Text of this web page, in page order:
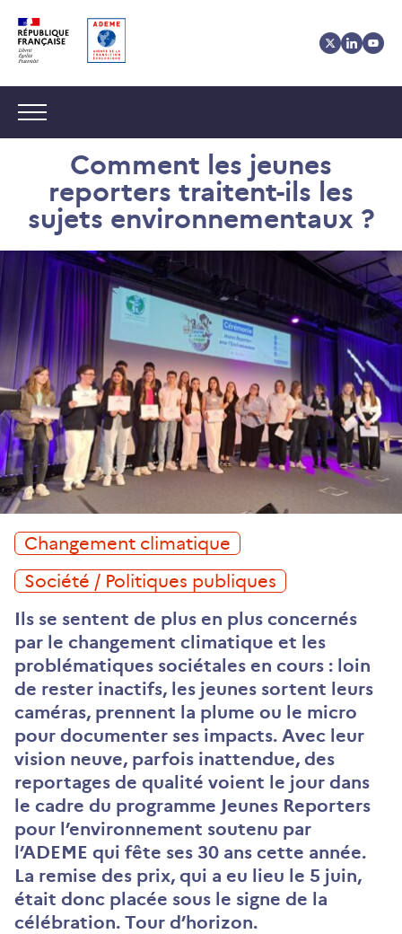
au
contenu
au
menu
des
cookies
Navigation :
Comment les jeunes
reporters traitent-ils les
sujets environnementaux ?
Changement climatique
Société / Politiques publiques
Ils se sentent de plus en plus concernés
par le changement climatique et les
problématiques sociétales en cours : loin
de rester inactifs, les jeunes sortent leurs
caméras, prennent la plume ou le micro
pour documenter ses impacts. Avec leur
vision neuve, parfois inattendue, des
reportages de qualité voient le jour dans
le cadre du programme Jeunes Reporters
pour l’environnement soutenu par
l’ADEME qui fête ses 30 ans cette année.
La remise des prix, qui a eu lieu le 5 juin,
était donc placée sous le signe de la
célébration. Tour d’horizon.